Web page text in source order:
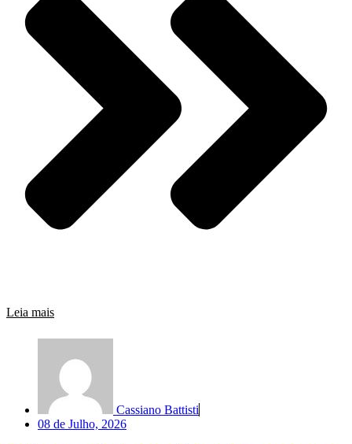
Leia mais
Cassiano Battisti
08 de Julho, 2026